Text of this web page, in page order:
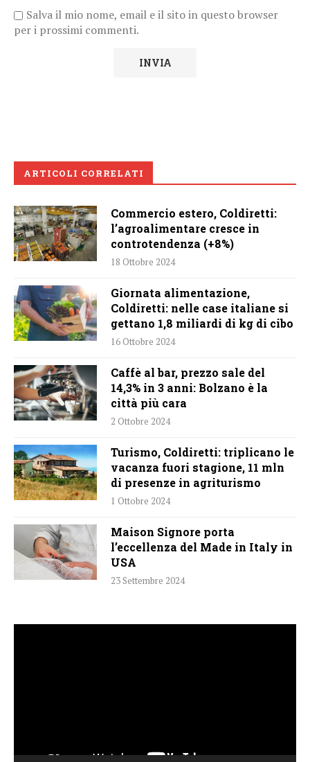
Salva il mio nome, email e il sito in questo browser
per i prossimi commenti.
ARTICOLI CORRELATI
Commercio estero, Coldiretti:
l’agroalimentare cresce in
controtendenza (+8%)
18 Ottobre 2024
Giornata alimentazione,
Coldiretti: nelle case italiane si
gettano 1,8 miliardi di kg di cibo
16 Ottobre 2024
Caffè al bar, prezzo sale del
14,3% in 3 anni: Bolzano è la
città più cara
2 Ottobre 2024
Turismo, Coldiretti: triplicano le
vacanza fuori stagione, 11 mln
di presenze in agriturismo
1 Ottobre 2024
Maison Signore porta
l’eccellenza del Made in Italy in
USA
23 Settembre 2024